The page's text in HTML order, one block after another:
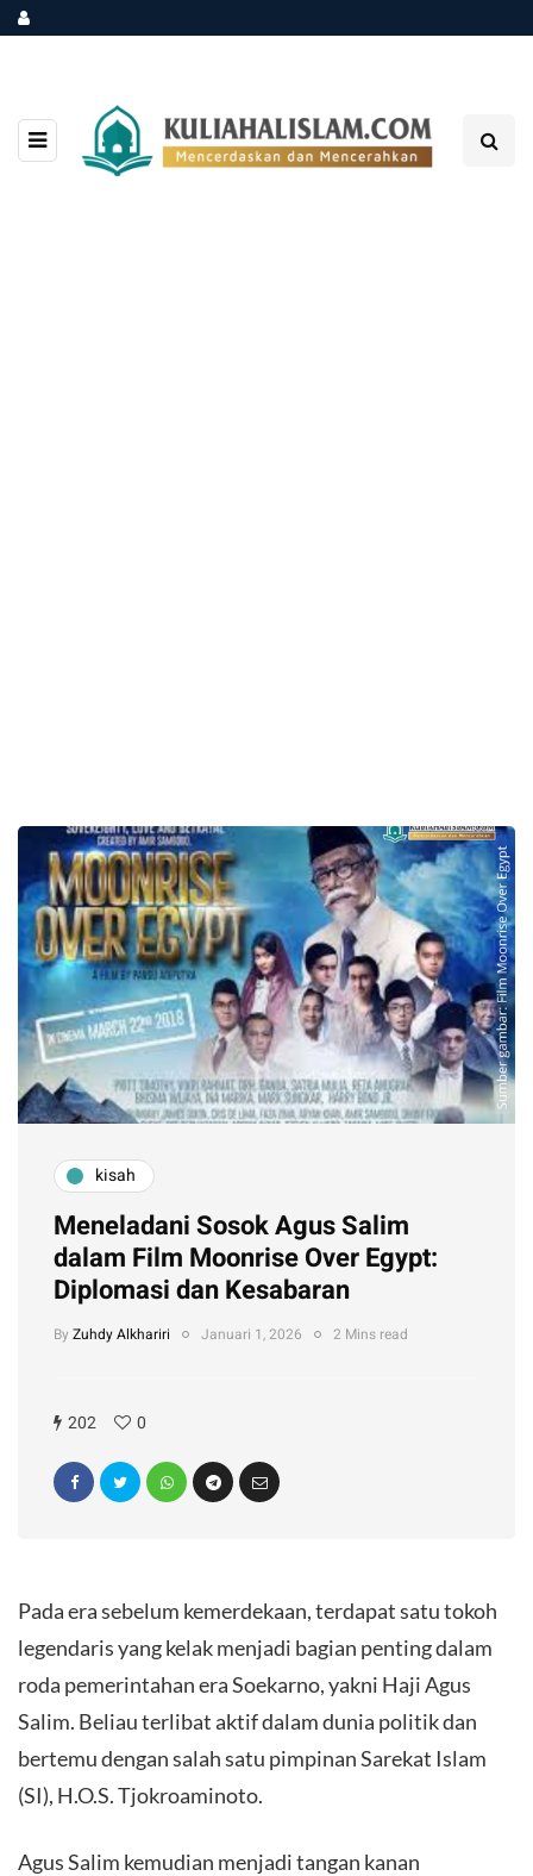
kisah
Meneladani Sosok Agus Salim
dalam Film Moonrise Over Egypt:
Diplomasi dan Kesabaran
By Zuhdy Alkhariri Januari 1, 2026 2 Mins read
202 0
Pada era sebelum kemerdekaan, terdapat satu tokoh
legendaris yang kelak menjadi bagian penting dalam
roda pemerintahan era Soekarno, yakni Haji Agus
Salim. Beliau terlibat aktif dalam dunia politik dan
bertemu dengan salah satu pimpinan Sarekat Islam
(SI), H.O.S. Tjokroaminoto.
Agus Salim kemudian menjadi tangan kanan